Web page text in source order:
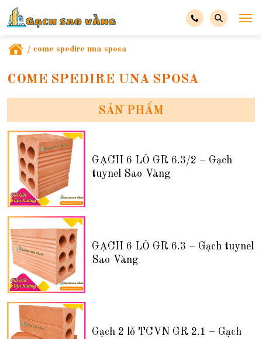
/ come spedire una sposa
COME SPEDIRE UNA SPOSA
SẢN PHẨM
GẠCH 6 LỖ GR 6.3/2 – Gạch
tuynel Sao Vàng
GẠCH 6 LỖ GR 6.3 – Gạch tuynel
Sao Vàng
Gạch 2 lỗ TCVN GR 2.1 – Gạch